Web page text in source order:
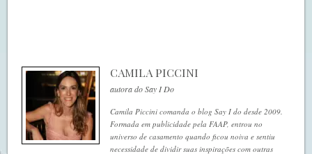
CAMILA PICCINI
autora do Say I Do
Camila Piccini comanda o blog Say I do desde 2009.
Formada em publicidade pela FAAP, entrou no
universo de casamento quando ficou noiva e sentiu
necessidade de dividir suas inspirações com outras